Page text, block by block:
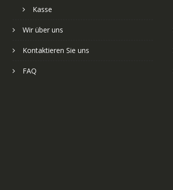
Kasse
Wir über uns
Kontaktieren Sie uns
FAQ